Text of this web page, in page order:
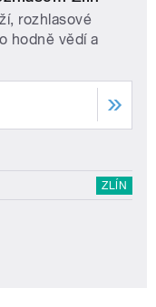
rozhlasové
hodně vědí a
ZLÍN